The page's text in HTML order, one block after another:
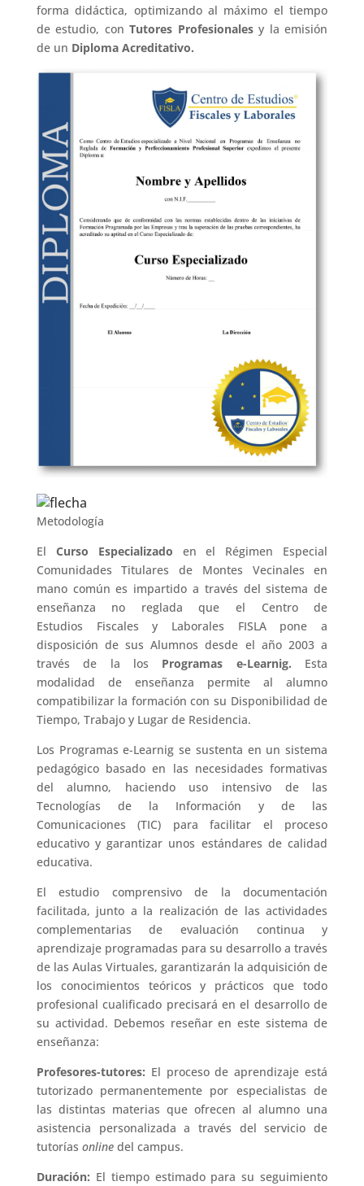
forma didáctica, optimizando al máximo el tiempo
de estudio, conTutores Profesionalesy la emisión
de un Diploma Acreditativo.
Metodología
El Curso Especializado en el Régimen Especial
Comunidades Titulares de Montes Vecinales en
mano común es impartido a través del sistema de
enseñanza no reglada que el Centro de
Estudios Fiscales y Laborales FISLA pone a
disposición de sus Alumnos desde el año 2003 a
través de la los Programas e-Learnig. Esta
modalidad de enseñanza permite al alumno
compatibilizar la formación con su Disponibilidad de
Tiempo, Trabajo y Lugar de Residencia.
Los Programas e-Learnig se sustenta en un sistema
pedagógico basado en las necesidades formativas
del alumno, haciendo uso intensivo de las
Tecnologías de la Información y de las
Comunicaciones (TIC) para facilitar el proceso
educativo y garantizar unos estándares de calidad
educativa.
El estudio comprensivo de la documentación
facilitada, junto a la realización de las actividades
complementarias de evaluación continua y
aprendizaje programadas para su desarrollo a través
de las Aulas Virtuales, garantizarán la adquisición de
los conocimientos teóricos y prácticos que todo
profesional cualificado precisará en el desarrollo de
su actividad. Debemos reseñar en este sistema de
enseñanza:
Profesores-tutores: El proceso de aprendizaje está
tutorizado permanentemente por especialistas de
las distintas materias que ofrecen al alumno una
asistencia personalizada a través del servicio de
tutorías onlinedel campus.
Duración: El tiempo estimado para su seguimiento